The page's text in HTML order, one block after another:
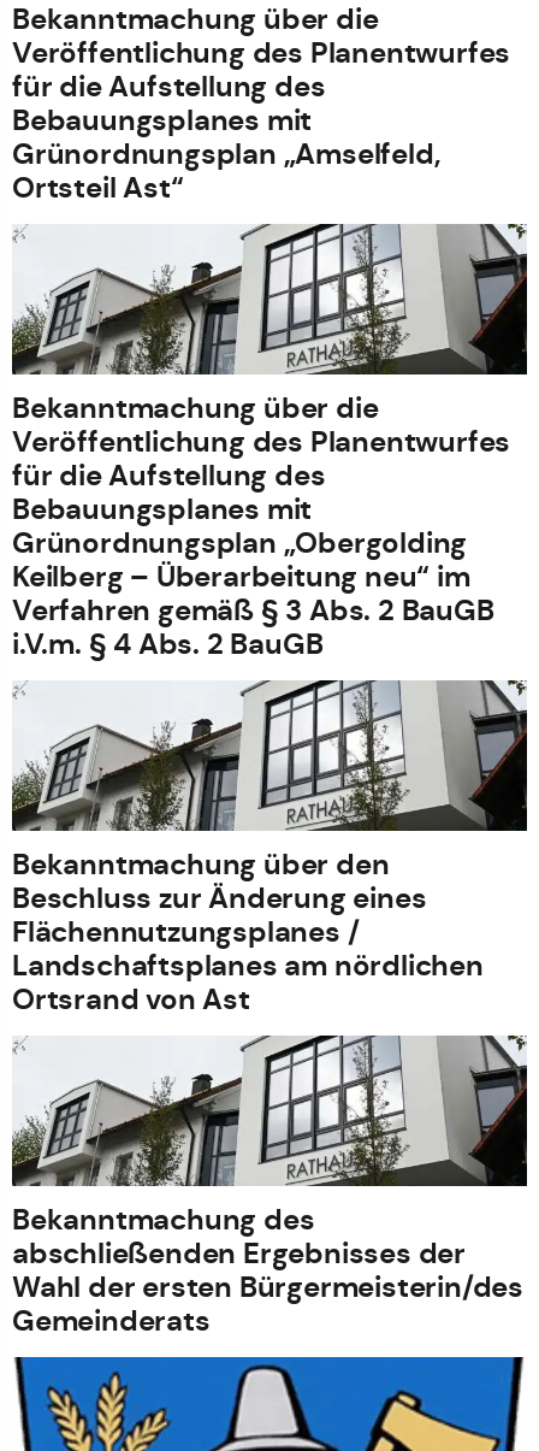
Bekanntmachung über die
Veröffentlichung des Planentwurfes
für die Aufstellung des
Bebauungsplanes mit
Grünordnungsplan „Amselfeld,
Ortsteil Ast“
Bekanntmachung über die
Veröffentlichung des Planentwurfes
für die Aufstellung des
Bebauungsplanes mit
Grünordnungsplan „Obergolding
Keilberg – Überarbeitung neu“ im
Verfahren gemäß § 3 Abs. 2 BauGB
i.V.m. § 4 Abs. 2 BauGB
Bekanntmachung über den
Beschluss zur Änderung eines
Flächennutzungsplanes /
Landschaftsplanes am nördlichen
Ortsrand von Ast
Bekanntmachung des
abschließenden Ergebnisses der
Wahl der ersten Bürgermeisterin/des
Gemeinderats